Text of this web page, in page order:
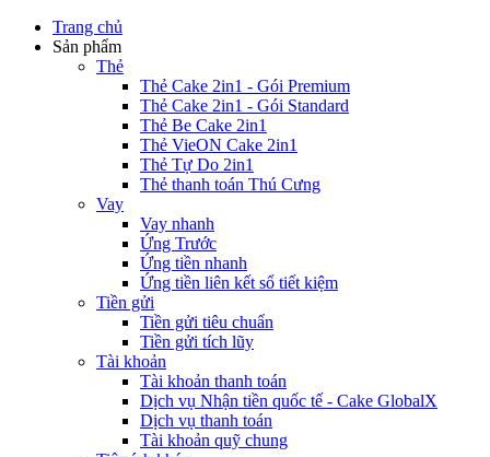
Trang chủ
Sản phẩm
Thẻ
Thẻ Cake 2in1 - Gói Premium
Thẻ Cake 2in1 - Gói Standard
Thẻ Be Cake 2in1
Thẻ VieON Cake 2in1
Thẻ Tự Do 2in1
Thẻ thanh toán Thú Cưng
Vay
Vay nhanh
Ứng Trước
Ứng tiền nhanh
Ứng tiền liên kết sổ tiết kiệm
Tiền gửi
Tiền gửi tiêu chuẩn
Tiền gửi tích lũy
Tài khoản
Tài khoản thanh toán
Dịch vụ Nhận tiền quốc tế - Cake GlobalX
Dịch vụ thanh toán
Tài khoản quỹ chung